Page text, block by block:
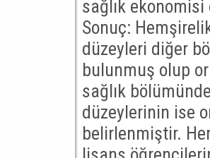
sağlık
Sonuç:
düzeyleri diğer
bulunmuş olup
sağlık
düzeylerinin ise
belirlenmiştir.